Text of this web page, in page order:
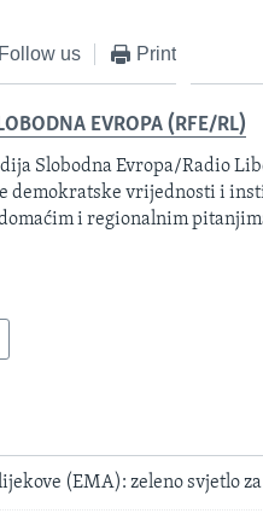
Follow us Print
EVROPA (RFE/RL)
Slobodna Evropa/Radio
demokratske vrijednosti i
i regionalnim
(EMA): zeleno svjetlo